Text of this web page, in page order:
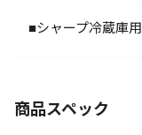
■シャープ冷蔵庫用
商品スペック